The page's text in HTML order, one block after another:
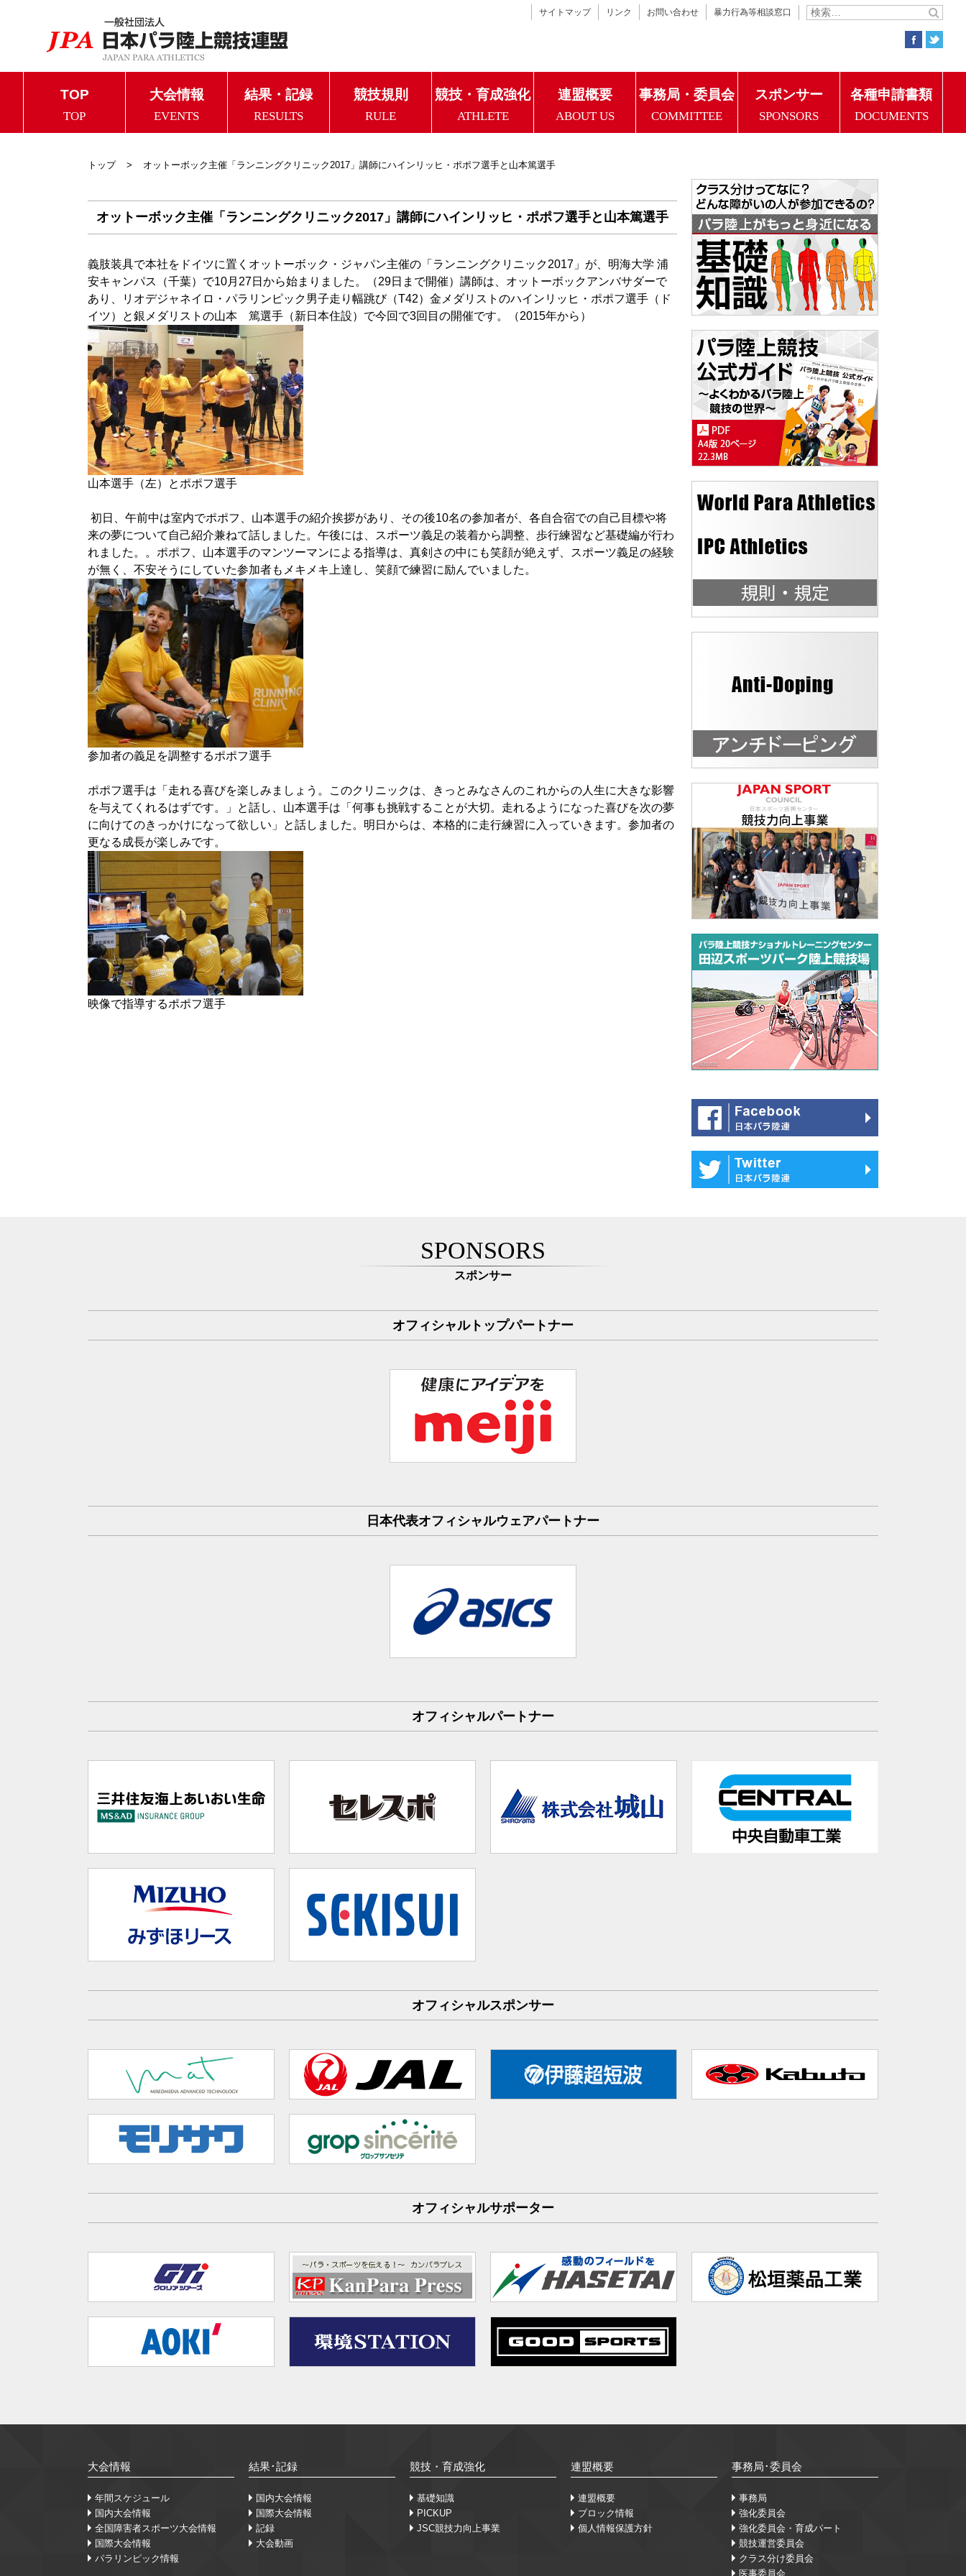
サイトマップ リンク お問い合わせ 暴力行為等相談窓口
TOP
TOP
大会情報
EVENTS
結果・記録
RESULTS
競技規則
RULE
競技・育成強化
ATHLETE
連盟概要
ABOUT US
事務局・委員会
COMMITTEE
スポンサー
SPONSORS
各種申請書類
DOCUMENTS
トップ オットーボック主催「ランニングクリニック2017」講師にハインリッヒ・ポポフ選手と山本篤選手
オットーボック主催「ランニングクリニック2017」講師にハインリッヒ・ポポフ選手と山本篤選手
義肢装具で本社をドイツに置くオットーボック・ジャパン主催の「ランニングクリニック2017」が、明海大学 浦
安キャンパス（千葉）で10月27日から始まりました。（29日まで開催）講師は、オットーボックアンバサダーで
あり、リオデジャネイロ・パラリンピック男子走り幅跳び（T42）金メダリストのハインリッヒ・ポポフ選手（ド
イツ）と銀メダリストの山本 篤選手（新日本住設）で今回で3回目の開催です。（2015年から）
山本選手（左）とポポフ選手
初日、午前中は室内でポポフ、山本選手の紹介挨拶があり、その後10名の参加者が、各自合宿での自己目標や将
来の夢について自己紹介兼ねて話しました。午後には、スポーツ義足の装着から調整、歩行練習など基礎編が行わ
れました。。ポポフ、山本選手のマンツーマンによる指導は、真剣さの中にも笑顔が絶えず、スポーツ義足の経験
が無く、不安そうにしていた参加者もメキメキ上達し、笑顔で練習に励んでいました。
参加者の義足を調整するポポフ選手
ポポフ選手は「走れる喜びを楽しみましょう。このクリニックは、きっとみなさんのこれからの人生に大きな影響
を与えてくれるはずです。」と話し、山本選手は「何事も挑戦することが大切。走れるようになった喜びを次の夢
に向けてのきっかけになって欲しい」と話しました。明日からは、本格的に走行練習に入っていきます。参加者の
更なる成長が楽しみです。
映像で指導するポポフ選手
SPONSORS
スポンサー
オフィシャルトップパートナー
日本代表オフィシャルウェアパートナー
オフィシャルパートナー
オフィシャルスポンサー
オフィシャルサポーター
大会情報
年間スケジュール
国内大会情報
全国障害者スポーツ大会情報
国際大会情報
パラリンピック情報
結果･記録
国内大会情報
国際大会情報
記録
大会動画
競技・育成強化
基礎知識
PICKUP
JSC競技力向上事業
連盟概要
連盟概要
ブロック情報
個人情報保護方針
事務局･委員会
事務局
強化委員会
強化委員会・育成パート
競技運営委員会
クラス分け委員会
医事委員会